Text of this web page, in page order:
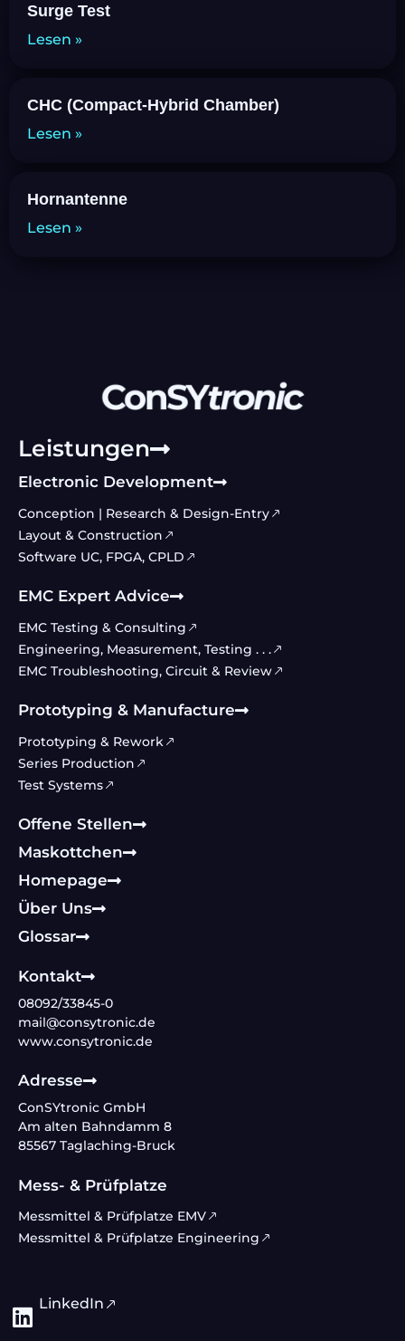
Surge Test
Lesen »
CHC (Compact-Hybrid Chamber)
Lesen »
Hornantenne
Lesen »
Leistungen
Electronic Development
Conception | Research & Design-Entry
Layout & Construction
Software UC, FPGA, CPLD
EMC Expert Advice
EMC Testing & Consulting
Engineering, Measurement, Testing . . .
EMC Troubleshooting, Circuit & Review
Prototyping & Manufacture
Prototyping & Rework
Series Production
Test Systems
Offene Stellen
Maskottchen
Homepage
Über Uns
Glossar
Kontakt
08092/33845-0
mail@consytronic.de
www.consytronic.de
Adresse
ConSYtronic GmbH
Am alten Bahndamm 8
85567 Taglaching-Bruck
Mess- & Prüfplatze
Messmittel & Prüfplatze EMV
Messmittel & Prüfplatze Engineering
LinkedIn